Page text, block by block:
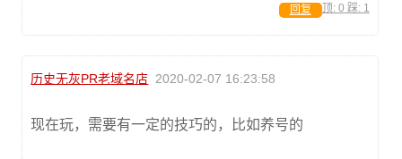
顶: 0 踩: 1
回复
历史无灰PR老域名店 2020-02-07 16:23:58
现在玩，需要有一定的技巧的，比如养号的